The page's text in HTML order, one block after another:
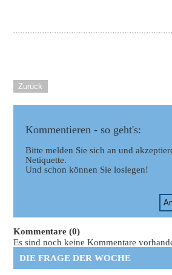
Zurück
Kommentieren - so geht's:
Bitte melden Sie sich an und
Netiquette.
Und schon können Sie loslegen!
Kommentare (0)
Es sind noch keine Kommentare
DIE FRAGE DER WOCHE